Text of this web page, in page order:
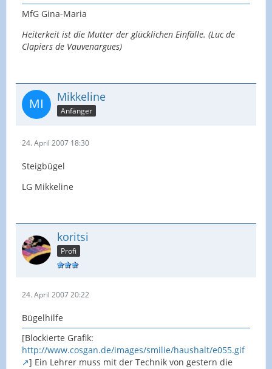
MfG Gina-Maria
Heiterkeit ist die Mutter der glücklichen Einfälle. (Luc de
Clapiers de Vauvenargues)
Mikkeline
Anfänger
24. April 2007 18:30
Steigbügel
LG Mikkeline
koritsi
Profi
24. April 2007 20:22
Bügelhilfe
[Blockierte Grafik:
http://www.cosgan.de/images/smilie/haushalt/e055.gif
] Ein Lehrer muss mit der Technik von gestern die